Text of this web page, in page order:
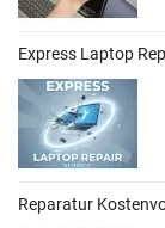
Express Laptop
Reparatur